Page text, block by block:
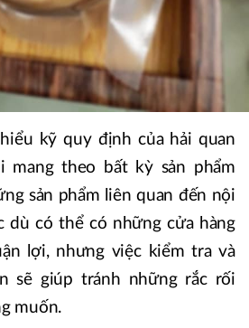
kỹ quy định của hải quan
mang theo bất kỳ sản phẩm
sản phẩm liên quan đến nội
dù có thể có những cửa hàng
lợi, nhưng việc kiểm tra và
sẽ giúp tránh những rắc rối
muốn.